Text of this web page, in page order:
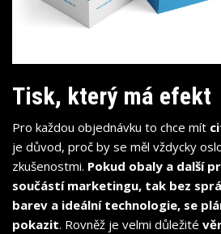
Tisk, který má efekt
Pro každou objednávku to chce mít
je důvod, proč by se měl vždycky
zkušenostmi. Pokud obaly a další
součástí marketingu, tak bez
barev a ideální technologie, se
pokazit. Rovněž je velmi důležité